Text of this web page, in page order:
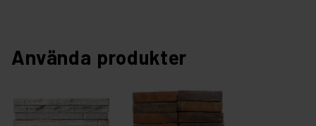
Använda produkter